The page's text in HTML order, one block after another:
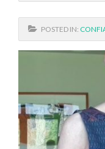
POSTED IN: